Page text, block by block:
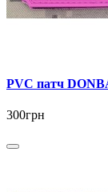
PVC патч
300грн